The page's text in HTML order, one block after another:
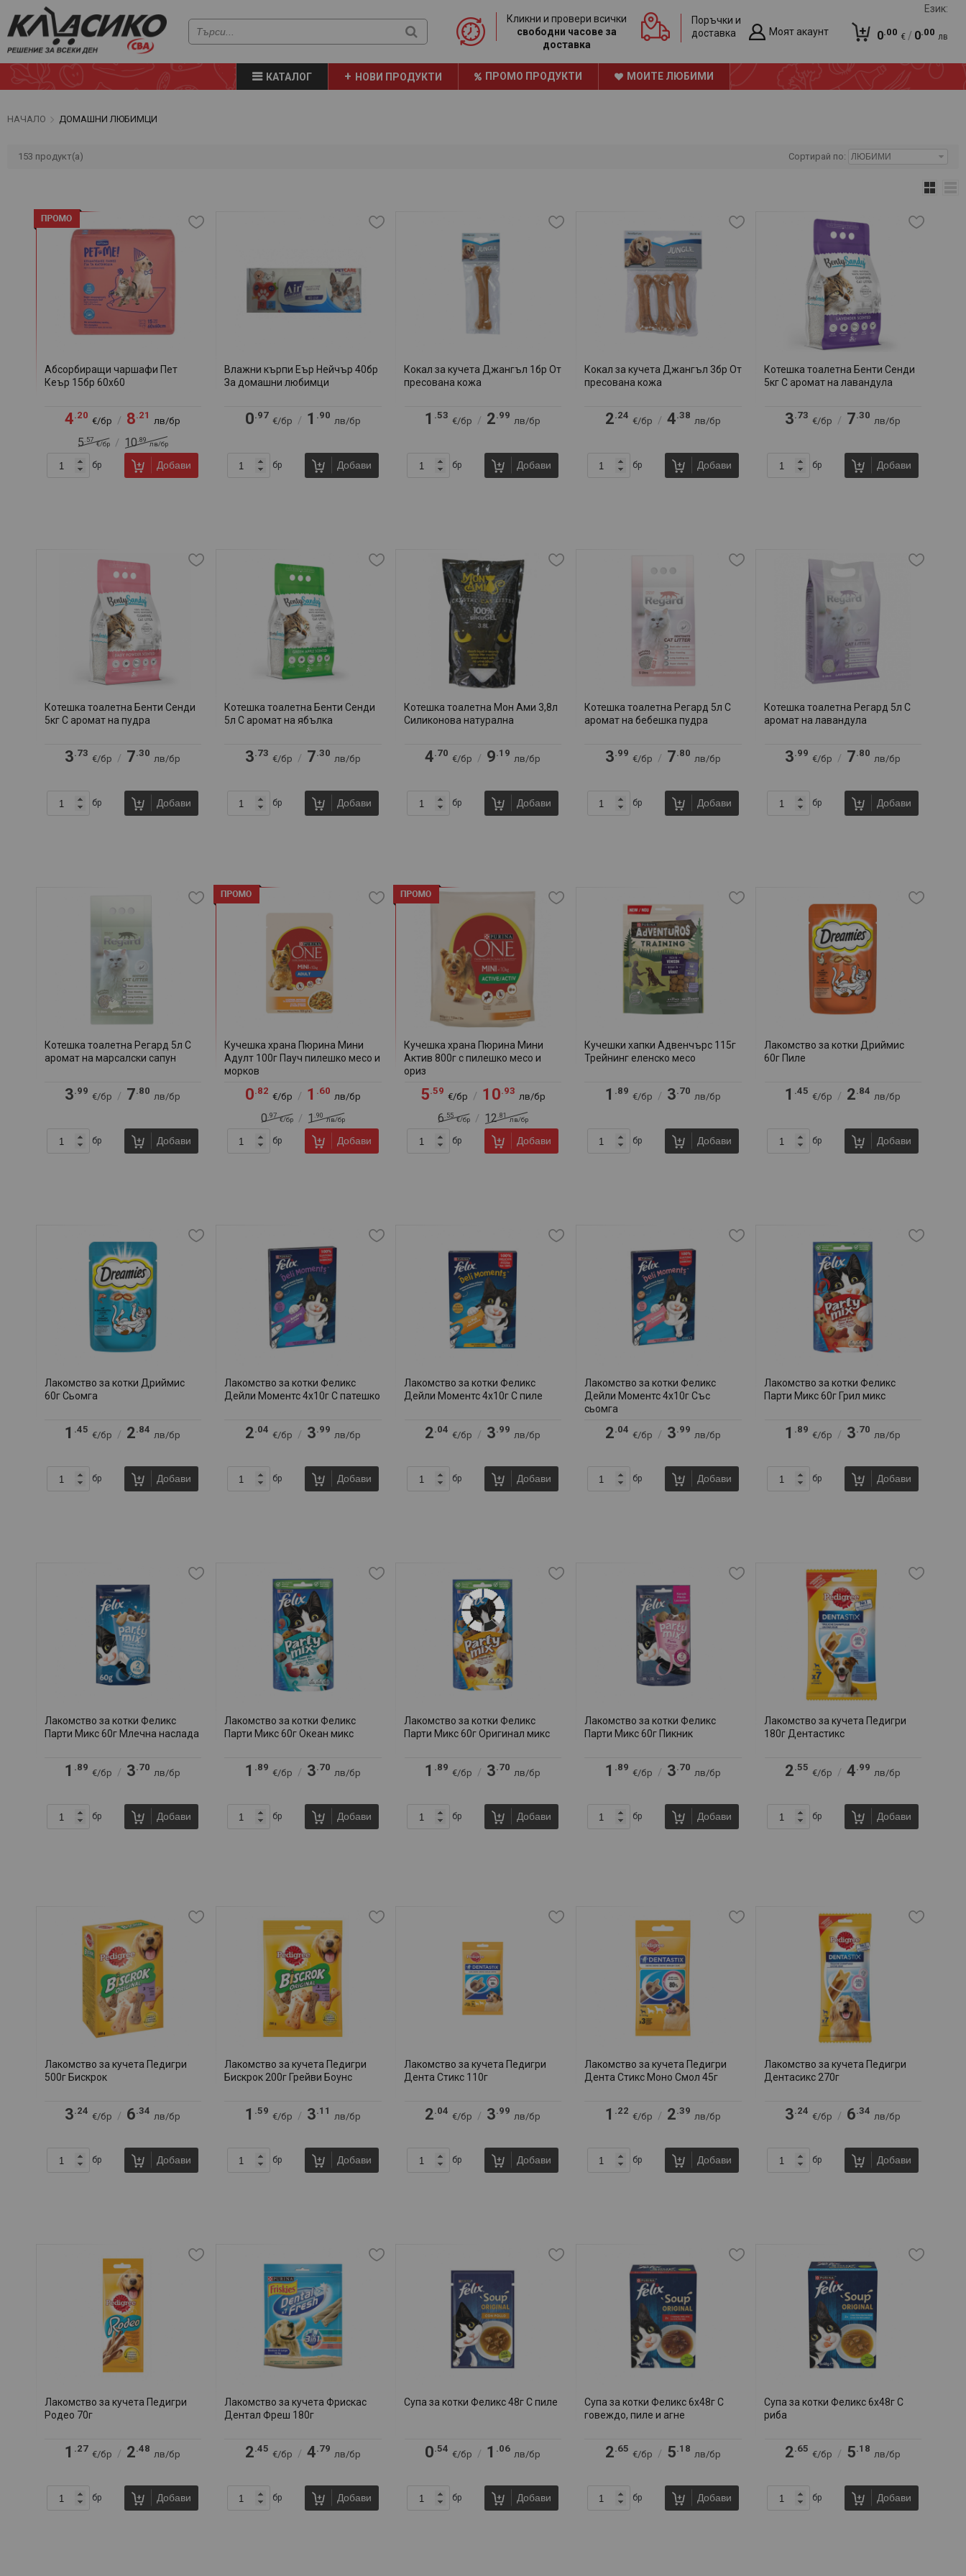
Език:
Кликни и провери всички
свободни часове за
доставка
Поръчки и
доставка
Моят акаунт 0.00 € / 0.00 лв
КАТАЛОГ НОВИ ПРОДУКТИ ПРОМО ПРОДУКТИ МОИТЕ ЛЮБИМИ
НАЧАЛО ДОМАШНИ ЛЮБИМЦИ
153 продукт(а) Сортирай по:
Абсорбиращи чаршафи Пет
Кеър 15бр 60х60
4.20
€/бр / 8.21
лв/бр
5 .57
€/бр / 10 .89
лв/бр
бр Добави
Влажни кърпи Еър Нейчър 40бр
За домашни любимци
0.97
€/бр / 1 .90
лв/бр
бр Добави
Кокал за кучета Джангъл 1бр От
пресована кожа
1 .53
€/бр / 2.99
лв/бр
бр Добави
Кокал за кучета Джангъл 3бр От
пресована кожа
2.24
€/бр / 4.38
лв/бр
бр Добави
Котешка тоалетна Бенти Сенди
5кг С аромат на лавандула
3.73
€/бр / 7.30
лв/бр
бр Добави
Котешка тоалетна Бенти Сенди
5кг С аромат на пудра
3.73
€/бр / 7.30
лв/бр
бр Добави
Котешка тоалетна Бенти Сенди
5л С аромат на ябълка
3.73
€/бр / 7.30
лв/бр
бр Добави
Котешка тоалетна Мон Ами 3,8л
Силиконова натурална
4.70
€/бр / 9.19
лв/бр
бр Добави
Котешка тоалетна Регард 5л С
аромат на бебешка пудра
3.99
€/бр / 7.80
лв/бр
бр Добави
Котешка тоалетна Регард 5л С
аромат на лавандула
3.99
€/бр / 7.80
лв/бр
бр Добави
Котешка тоалетна Регард 5л С
аромат на марсалски сапун
3.99
€/бр / 7.80
лв/бр
бр Добави
Кучешка храна Пюрина Мини
Адулт 100г Пауч пилешко месо и
морков
0.82
€/бр / 1 .60
лв/бр
0 .97
€/бр / 1 .90
лв/бр
бр Добави
Кучешка храна Пюрина Мини
Актив 800г с пилешко месо и
ориз
5.59
€/бр / 10.93
лв/бр
6 .55
€/бр / 12 .81
лв/бр
бр Добави
Кучешки хапки Адвенчърс 115г
Трейнинг еленско месо
1 .89
€/бр / 3.70
лв/бр
бр Добави
Лакомство за котки Дриймис
60г Пиле
1 .45
€/бр / 2.84
лв/бр
бр Добави
Лакомство за котки Дриймис
60г Сьомга
1 .45
€/бр / 2.84
лв/бр
бр Добави
Лакомство за котки Феликс
Дейли Моментс 4х10г С патешко
2.04
€/бр / 3.99
лв/бр
бр Добави
Лакомство за котки Феликс
Дейли Моментс 4х10г С пиле
2.04
€/бр / 3.99
лв/бр
бр Добави
Лакомство за котки Феликс
Дейли Моментс 4х10г Със
сьомга
2.04
€/бр / 3.99
лв/бр
бр Добави
Лакомство за котки Феликс
Парти Микс 60г Грил микс
1 .89
€/бр / 3.70
лв/бр
бр Добави
Лакомство за котки Феликс
Парти Микс 60г Млечна наслада
1 .89
€/бр / 3.70
лв/бр
бр Добави
Лакомство за котки Феликс
Парти Микс 60г Океан микс
1 .89
€/бр / 3.70
лв/бр
бр Добави
Лакомство за котки Феликс
Парти Микс 60г Оригинал микс
1 .89
€/бр / 3.70
лв/бр
бр Добави
Лакомство за котки Феликс
Парти Микс 60г Пикник
1 .89
€/бр / 3.70
лв/бр
бр Добави
Лакомство за кучета Педигри
180г Дентастикс
2.55
€/бр / 4.99
лв/бр
бр Добави
Лакомство за кучета Педигри
500г Бискрок
3.24
€/бр / 6.34
лв/бр
бр Добави
Лакомство за кучета Педигри
Бискрок 200г Грейви Боунс
1 .59
€/бр / 3.11
лв/бр
бр Добави
Лакомство за кучета Педигри
Дента Стикс 110г
2.04
€/бр / 3.99
лв/бр
бр Добави
Лакомство за кучета Педигри
Дента Стикс Моно Смол 45г
1 .22
€/бр / 2.39
лв/бр
бр Добави
Лакомство за кучета Педигри
Дентасикс 270г
3.24
€/бр / 6.34
лв/бр
бр Добави
Лакомство за кучета Педигри
Родео 70г
1 .27
€/бр / 2.48
лв/бр
бр Добави
Лакомство за кучета Фрискас
Дентал Фреш 180г
2.45
€/бр / 4.79
лв/бр
бр Добави
Супа за котки Феликс 48г С пиле
0.54
€/бр / 1 .06
лв/бр
бр Добави
Супа за котки Феликс 6х48г С
говеждо, пиле и агне
2.65
€/бр / 5.18
лв/бр
бр Добави
Супа за котки Феликс 6х48г С
риба
2.65
€/бр / 5.18
лв/бр
бр Добави